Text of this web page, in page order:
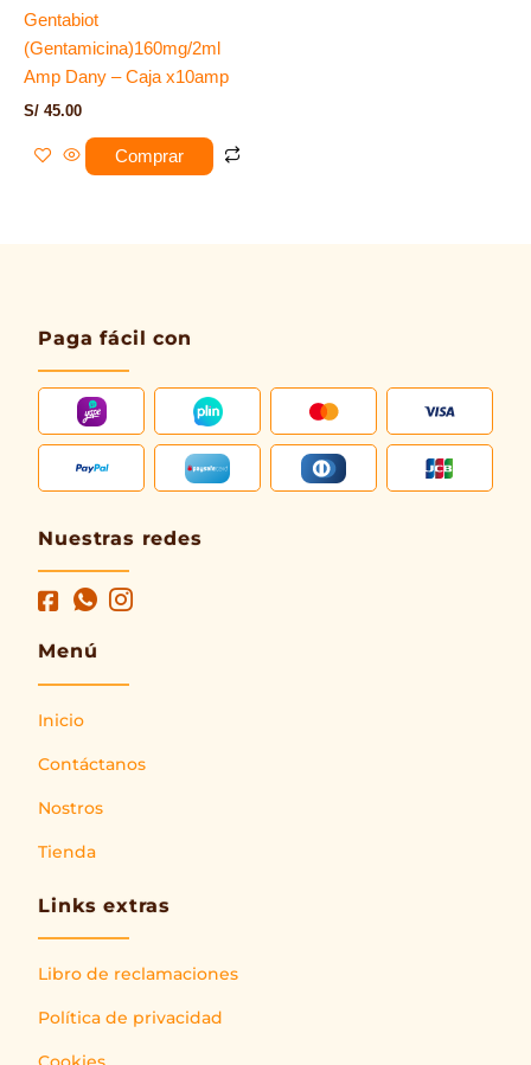
Gentabiot
(Gentamicina)160mg/2ml
Amp Dany – Caja x10amp
S/ 45.00
Comprar
Paga fácil con
Nuestras redes
Menú
Inicio
Contáctanos
Nostros
Tienda
Links extras
Libro de reclamaciones
Política de privacidad